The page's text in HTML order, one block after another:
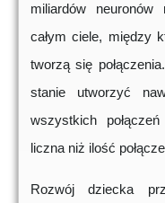
miliardów
całym ciele, między
tworzą się
stanie utworzyć
wszystkich
liczna niż ilość
Rozwój dziecka